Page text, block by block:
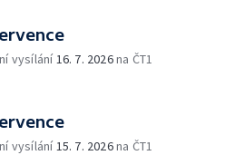
vysílání16. 7. 2026na ČT1
vysílání15. 7. 2026na ČT1